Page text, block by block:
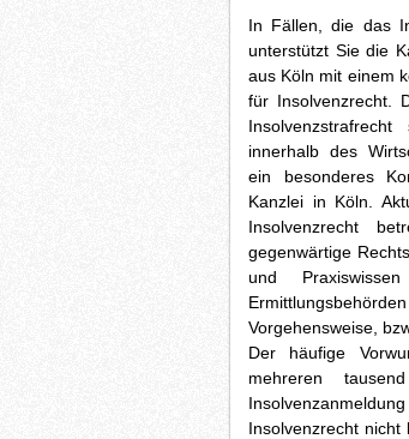
In Fällen, die das
unterstützt Sie die
aus Köln mit einem
für Insolvenzrecht.
innerhalb des
ein besonderes
Kanzlei in Köln.
Insolvenzrecht
gegenwärtige
und
Vorgehensweise,
Der häufige
mehreren
Insolvenzrecht